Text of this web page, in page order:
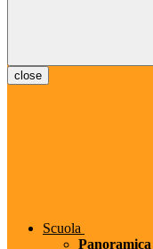
close
Scuola
Panoramica